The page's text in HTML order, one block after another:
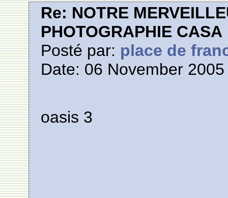
Re: NOTRE
PHOTOGRAPHIE CASA
Posté par: place de
Date: 06 November
oasis 3